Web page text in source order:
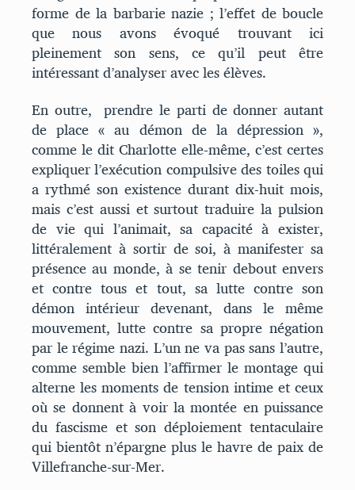
forme de la barbarie nazie ; l’effet de boucle
que nous avons évoqué trouvant ici
pleinement son sens, ce qu’il peut être
intéressant d’analyser avec les élèves.
En outre, prendre le parti de donner autant
de place « au démon de la dépression »,
comme le dit Charlotte elle-même, c’est certes
expliquer l’exécution compulsive des toiles qui
a rythmé son existence durant dix-huit mois,
mais c’est aussi et surtout traduire la pulsion
de vie qui l’animait, sa capacité à exister,
littéralement à sortir de soi, à manifester sa
présence au monde, à se tenir debout envers
et contre tous et tout, sa lutte contre son
démon intérieur devenant, dans le même
mouvement, lutte contre sa propre négation
par le régime nazi. L’un ne va pas sans l’autre,
comme semble bien l’affirmer le montage qui
alterne les moments de tension intime et ceux
où se donnent à voir la montée en puissance
du fascisme et son déploiement tentaculaire
qui bientôt n’épargne plus le havre de paix de
Villefranche-sur-Mer.